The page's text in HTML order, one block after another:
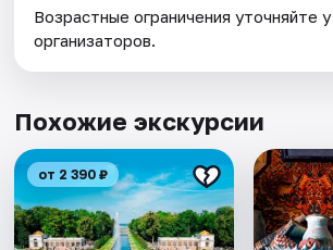
Возрастные ограничения уточняйте у
организаторов.
Похожие экскурсии
от 2 390 ₽